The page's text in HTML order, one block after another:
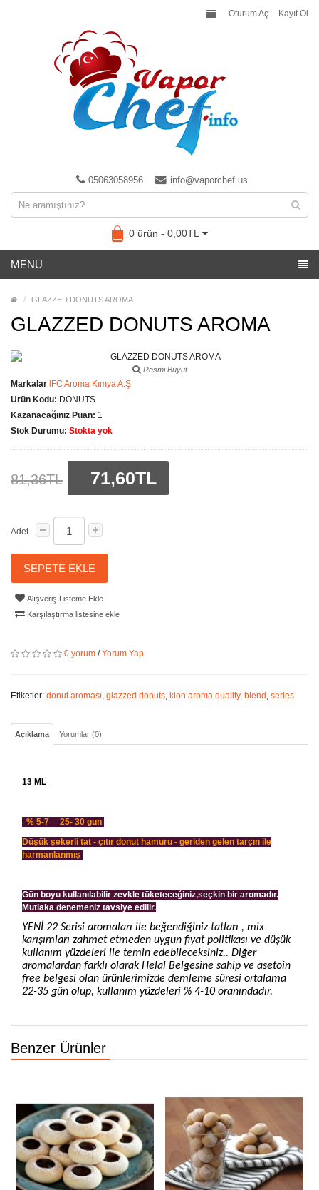
Oturum Aç Kayıt Ol
05063058956 info@vaporchef.us
0 ürün - 0,00TL
MENU
GLAZZED DONUTS AROMA
GLAZZED DONUTS AROMA
Resmi Büyüt
Markalar lFC Aroma Kımya A.Ş
Ürün Kodu: DONUTS
Kazanacağınız Puan: 1
Stok Durumu: Stokta yok
81,36TL 71,60TL
Adet
SEPETE EKLE
Alışveriş Listeme Ekle
Karşılaştırma listesine ekle
0 yorum /Yorum Yap
Etiketler: donut aroması, glazzed donuts, klon aroma quality, blend , series
Açıklama Yorumlar (0)
13 ML
% 5-7 25- 30 gun
Düşük şekerli tat - çıtır donut hamuru - geriden gelen tarçın ile
harmanlanmış
Gün boyu kullanılabilir zevkle tüketeceğiniz,seçkin bir aromadır.
Mutlaka denemeniz tavsiye edilir.
YENİ 22 Serisi aromaları ile beğendiğiniz tatları , mix
karışımları zahmet etmeden uygun fiyat politikası ve düşük
kullanım yüzdeleri ile temin edebileceksiniz.. Diğer
aromalardan farklı olarak Helal Belgesine sahip ve asetoin
free belgesi olan ürünlerimizde demleme süresi ortalama
22-35 gün olup, kullanım yüzdeleri % 4-10 oranındadır.
Benzer Ürünler